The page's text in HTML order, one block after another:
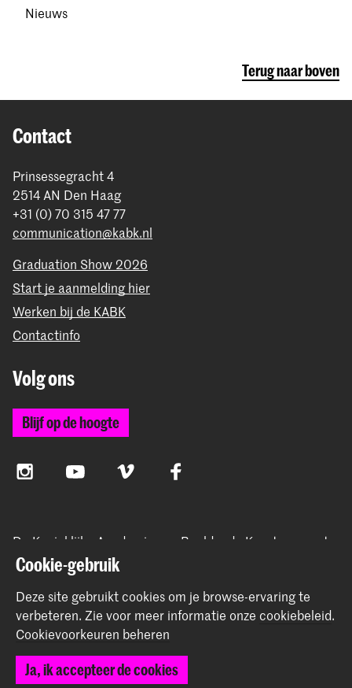
Nieuws
Terug naar boven
Contact
Prinsessegracht 4
2514 AN Den Haag
+31 (0) 70 315 47 77
communication@kabk.nl
Graduation Show 2026
Start je aanmelding hier
Werken bij de KABK
Contactinfo
Volg ons
Blijf op de hoogte
InstagramYouTube Vimeo Facebook
De Koninklijke Academie van Beeldende Kunsten vormt
samen met het Koninklijk Conservatorium de Hogeschool
der Kunsten Den Haag
© 2026 Koninklijke Academie van Beeldende Kunsten |
Privacybeleid|Cookievoorkeuren
Cookie-gebruik
Deze site gebruikt cookies om je browse-ervaring te
verbeteren. Zie voor meer informatie onze cookiebeleid.
Cookievoorkeuren beheren
Ja, ik accepteer de cookies